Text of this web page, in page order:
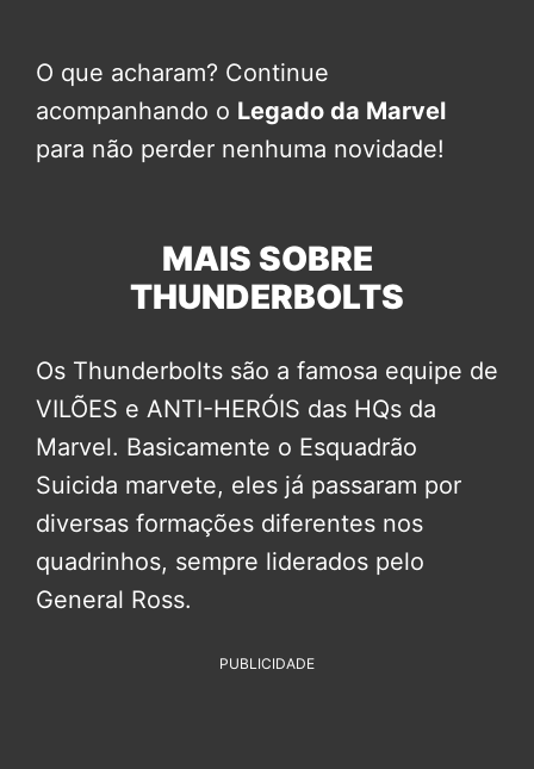
O que acharam? Continue
acompanhando o Legado da Marvel
para não perder nenhuma novidade!
MAIS SOBRE
THUNDERBOLTS
Os Thunderbolts são a famosa equipe de
VILÕES e ANTI-HERÓIS das HQs da
Marvel. Basicamente o Esquadrão
Suicida marvete, eles já passaram por
diversas formações diferentes nos
quadrinhos, sempre liderados pelo
General Ross.
PUBLICIDADE